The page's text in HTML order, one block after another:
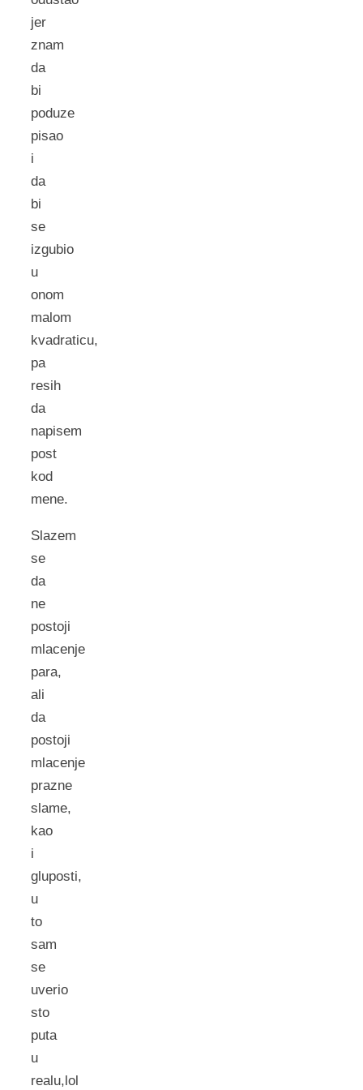
jer
znam
da
bi
poduze
pisao
i
da
bi
se
izgubio
u
onom
malom
kvadraticu,
pa
resih
da
napisem
post
kod
mene.
Slazem
se
da
ne
postoji
mlacenje
para,
ali
da
postoji
mlacenje
prazne
slame,
kao
i
gluposti,
u
to
sam
se
uverio
sto
puta
u
realu,lol